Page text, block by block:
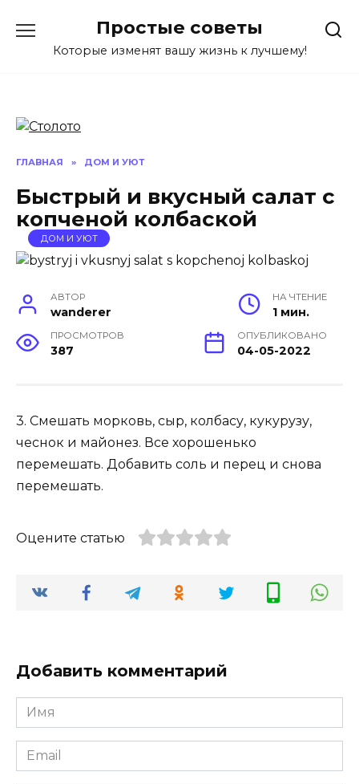
содержанию
Простые советы
Которые изменят вашу жизнь к лучшему!
ГЛАВНАЯ » ДОМ И УЮТ
Быстрый и вкусный салат с
копченой колбаской
ДОМ И УЮТ
АВТОР
wanderer
НА ЧТЕНИЕ
1 мин.
ПРОСМОТРОВ
387
ОПУБЛИКОВАНО
04-05-2022
3. Смешать морковь, сыр, колбасу, кукурузу,
чеснок и майонез. Все хорошенько
перемешать. Добавить соль и перец и снова
перемешать.
Оцените статью
Добавить комментарий
Имя
*
Email
*